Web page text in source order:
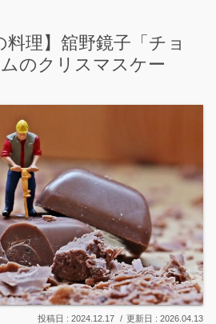
理】舘野鏡子「チョ
のクリスマスケー
2024.12.17 2026.04.13